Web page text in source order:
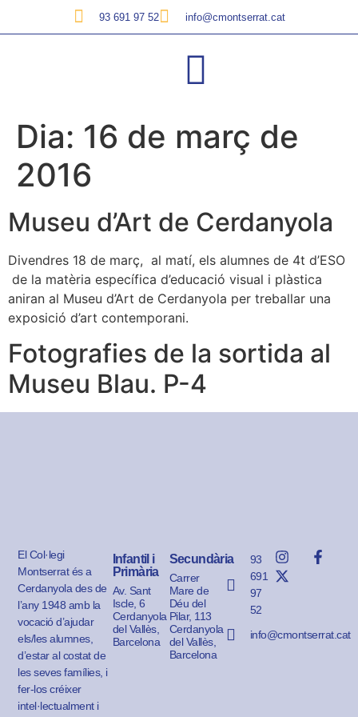
93 691 97 52 info@cmontserrat.cat
Dia: 16 de març de
2016
Museu d’Art de Cerdanyola
Divendres 18 de març, al matí, els alumnes de 4t d’ESO
de la matèria específica d’educació visual i plàstica
aniran al Museu d’Art de Cerdanyola per treballar una
exposició d’art contemporani.
Fotografies de la sortida al
Museu Blau. P-4
El Col·legi
Montserrat és a
Cerdanyola des de
l’any 1948 amb la
vocació d’ajudar
els/les alumnes,
d’estar al costat de
les seves famílies, i
fer-los créixer
intel·lectualment i
Infantil i
Primària
Av. Sant
Iscle, 6
Cerdanyola
del Vallès,
Barcelona
Secundària
Carrer
Mare de
Déu del
Pilar, 113
Cerdanyola
del Vallès,
Barcelona
93
691
97
52
info@cmontserrat.cat